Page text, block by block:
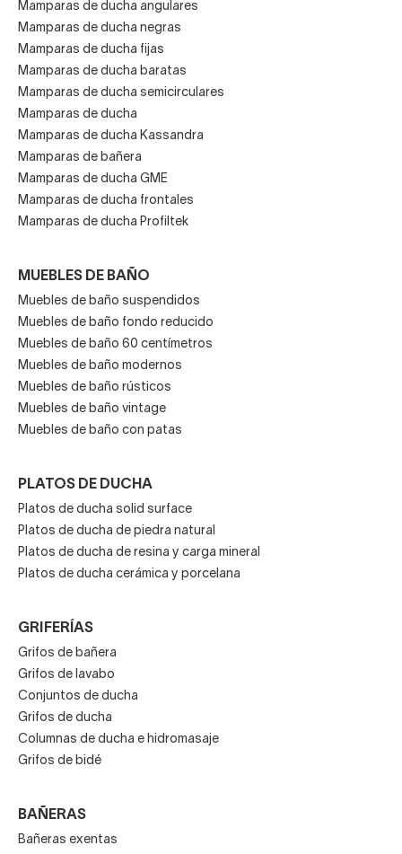
Mamparas de ducha angulares
Mamparas de ducha negras
Mamparas de ducha fijas
Mamparas de ducha baratas
Mamparas de ducha semicirculares
Mamparas de ducha
Mamparas de ducha Kassandra
Mamparas de bañera
Mamparas de ducha GME
Mamparas de ducha frontales
Mamparas de ducha Profiltek
MUEBLES DE BAÑO
Muebles de baño suspendidos
Muebles de baño fondo reducido
Muebles de baño 60 centímetros
Muebles de baño modernos
Muebles de baño rústicos
Muebles de baño vintage
Muebles de baño con patas
PLATOS DE DUCHA
Platos de ducha solid surface
Platos de ducha de piedra natural
Platos de ducha de resina y carga mineral
Platos de ducha cerámica y porcelana
GRIFERÍAS
Grifos de bañera
Grifos de lavabo
Conjuntos de ducha
Grifos de ducha
Columnas de ducha e hidromasaje
Grifos de bidé
BAÑERAS
Bañeras exentas